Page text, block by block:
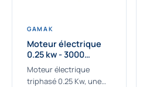
GAMAK
Moteur électrique
0.25 kw - 3000
Tr/min - 230/400V -
IE2
Moteur électrique
triphasé 0.25 Kw, une